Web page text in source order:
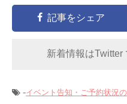
記事をシェア
新着情報はTwitter
-イベント告知・ご予約状況